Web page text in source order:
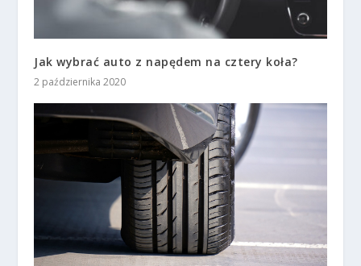
Jak wybrać auto z napędem na cztery koła?
2 października 2020